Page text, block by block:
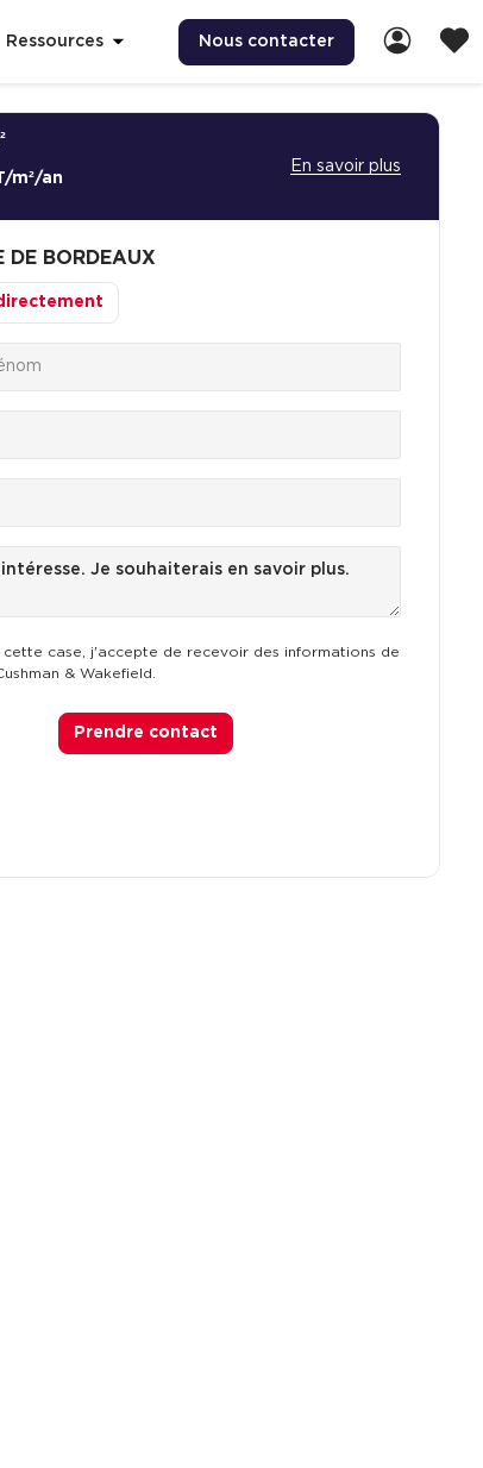
Ressources Nous contacter
m²/an
En savoir plus
DE BORDEAUX
cette case, j'accepte de recevoir des informations de
& Wakefield.
Prendre contact